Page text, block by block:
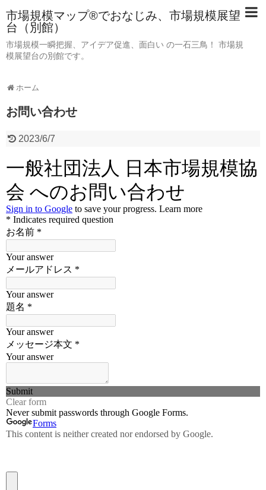
市場規模マップ®でおなじみ、市場規模展望
台（別館）
市場規模一瞬把握、アイデア促進、面白い の一石三鳥！ 市場規
模展望台の別館です。
ホーム
お問い合わせ
2023/6/7